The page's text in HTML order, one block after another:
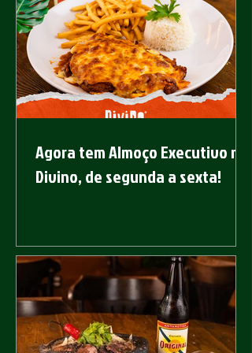
Agora tem Almoço Executivo no
Divino, de segunda a sexta!